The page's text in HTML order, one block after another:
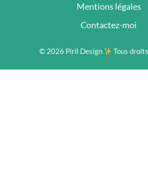
Mentions légales
Contactez-moi
© 2026 Piril Design Tous